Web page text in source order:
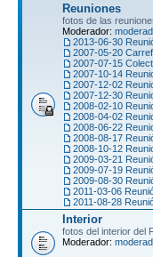
Reuniones
fotos de las
Moderador:
2013-06-30
2007-05-20
2007-07-15
2007-10-14
2007-12-02
2007-12-30
2008-02-10
2008-04-02
2008-06-22
2008-08-17
2008-10-12
2009-03-21
2009-07-19
2009-08-30
2011-03-06
2011-08-28
Interior
fotos del interior del
Moderador: